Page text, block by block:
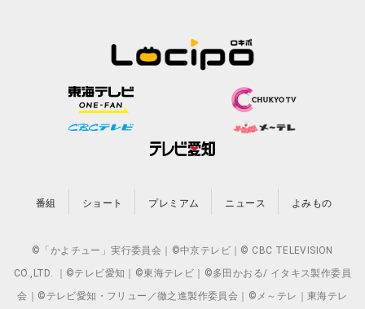
番組 ショート プレミアム ニュース よみもの
©「かよチュー」実行委員会｜©中京テレビ｜© CBC TELEVISION
CO.,LTD. ｜©テレビ愛知｜©東海テレビ｜©多田かおる/ イタキス製作委員
会｜©テレビ愛知・フリュー／徹之進製作委員会｜©メ～テレ｜東海テレ